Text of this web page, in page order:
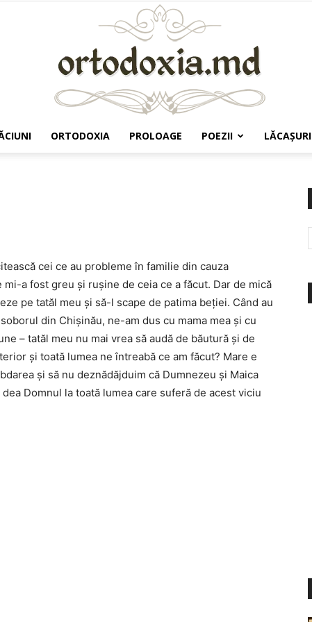
ORTODOXIA PROLOAGE POEZII LĂCAŞURI
cei ce au probleme în familie din cauza
a fost greu și rușine de ceia ce a făcut. Dar de mică
pe tatăl meu și să-l scape de patima beției. Când au
din Chișinău, ne-am dus cu mama mea și cu
– tatăl meu nu mai vrea să audă de băutură și de
și toată lumea ne întreabă ce am făcut? Mare e
și să nu deznădăjduim că Dumnezeu și Maica
Domnul la toată lumea care suferă de acest viciu